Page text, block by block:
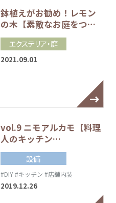
鉢植えがお勧め！レモン
の木【素敵なお庭をつ…
エクステリア・庭
2021.09.01
vol.9 ニモアルカモ【料理
人のキッチン…
設備
#DIY#キッチン #店舗内装
2019.12.26